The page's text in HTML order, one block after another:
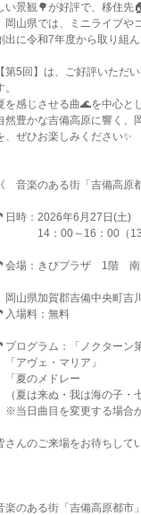
い景観🌳が好評で、移住先
山県では、ミニライブや
出に令和7年度から取り組ん
第5回】は、ご好評いただ
。
を感じさせる曲🌊を中心と
然豊かな吉備高原に響く、
、ぜひお楽しみください✨
音楽のある街「吉備高原
日時：2026年6月27日(土)
：00～16：00（13：
会場：きびプラザ 1階 南
山県加賀郡吉備中央町吉
入場料：無料
プログラム：「ノクターン
アヴェ・マリア」
夏のメドレー
夏は来ぬ・我は海の子・
日曲目を変更する場合が
さんのご来場をお待ちして
楽のある街「吉備高原都市